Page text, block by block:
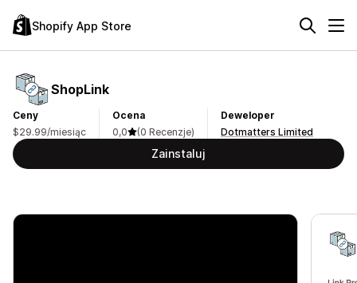
Shopify App Store
ShopLink
Ceny
$29.99/miesiąc
Ocena
0,0
(0 Recenzje)
Deweloper
Dotmatters Limited
Zainstaluj